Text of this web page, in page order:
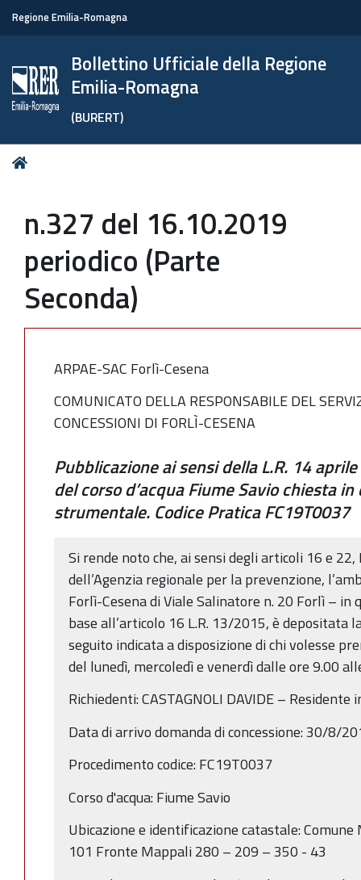
Regione Emilia-Romagna
Bollettino Ufficiale della Regione
Emilia-Romagna
(BURERT)
Tu
n.327 del 16.10.2019
periodico (Parte
Seconda)
ARPAE-SAC Forlì-Cesena
COMUNICATO DELLA RESPONSABILE DEL
CONCESSIONI DI FORLÌ-CESENA
Pubblicazione ai sensi della L.R. 14
del corso d’acqua Fiume Savio chiesta
strumentale. Codice Pratica FC19T0037
Si rende noto che, ai sensi degli articoli 16 e
dell’Agenzia regionale per la prevenzione,
Forlì-Cesena di Viale Salinatore n. 20 Forlì –
base all’articolo 16 L.R. 13/2015, è depositata
seguito indicata a disposizione di chi volesse
del lunedì, mercoledì e venerdì dalle ore 9.00
Richiedenti: CASTAGNOLI DAVIDE – Residente
Data di arrivo domanda di concessione: 30/8/
Procedimento codice: FC19T0037
Corso d'acqua: Fiume Savio
Ubicazione e identificazione catastale: Comune
101 Fronte Mappali 280 – 209 – 350 - 43